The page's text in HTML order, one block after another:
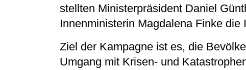
stellten Ministerpräsident Daniel
Innenministerin Magdalena Finke die
Ziel der Kampagne ist es, die
Umgang mit Krisen- und